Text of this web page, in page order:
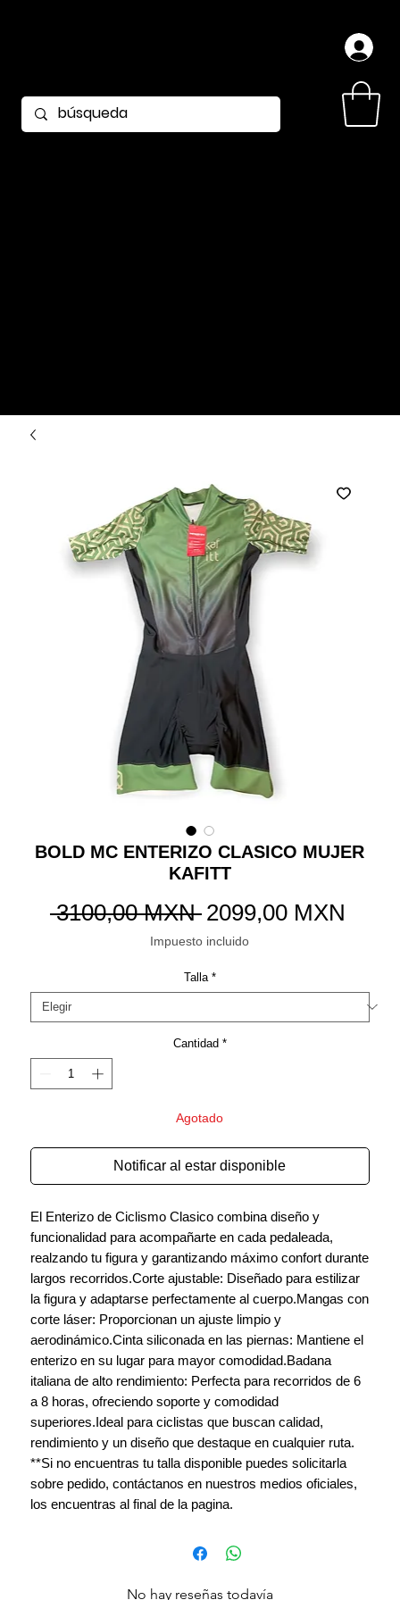
BOLD MC ENTERIZO CLASICO MUJER
KAFITT
3100,00 MXN Precio
2099,00 MXN
Impuesto incluido
Talla *
Cantidad *
Agotado
Notificar al estar disponible
El Enterizo de Ciclismo Clasico combina diseño y
funcionalidad para acompañarte en cada pedaleada,
realzando tu figura y garantizando máximo confort durante
largos recorridos.Corte ajustable: Diseñado para estilizar
la figura y adaptarse perfectamente al cuerpo.Mangas con
corte láser: Proporcionan un ajuste limpio y
aerodinámico.Cinta siliconada en las piernas: Mantiene el
enterizo en su lugar para mayor comodidad.Badana
italiana de alto rendimiento: Perfecta para recorridos de 6
a 8 horas, ofreciendo soporte y comodidad
superiores.Ideal para ciclistas que buscan calidad,
rendimiento y un diseño que destaque en cualquier ruta.
**Si no encuentras tu talla disponible puedes solicitarla
sobre pedido, contáctanos en nuestros medios oficiales,
los encuentras al final de la pagina.
No hay reseñas todavía